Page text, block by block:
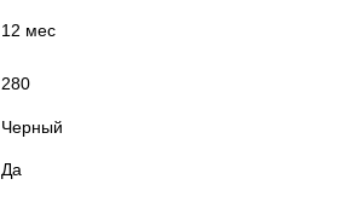
12 мес
280
Черный
Да